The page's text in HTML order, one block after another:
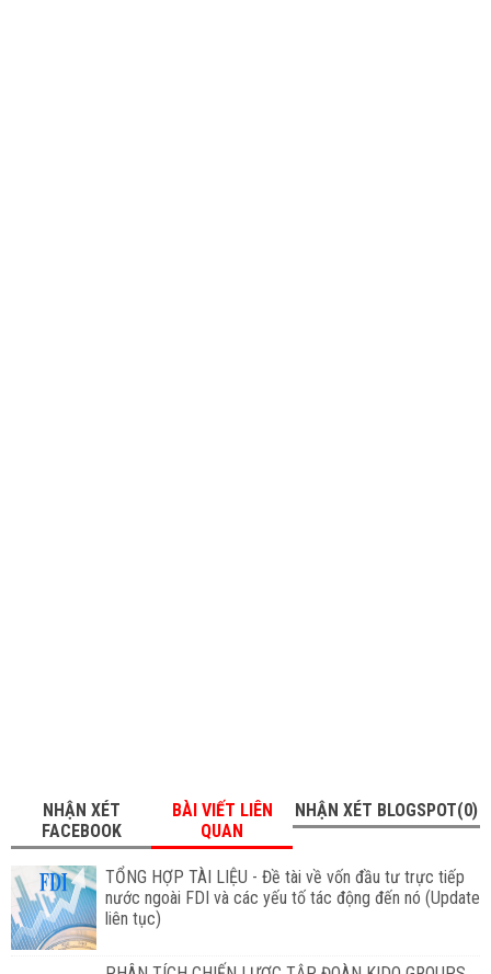
NHẬN XÉT
FACEBOOK
BÀI VIẾT LIÊN
QUAN
NHẬN XÉT BLOGSPOT(0)
TỔNG HỢP TÀI LIỆU - Đề tài về vốn đầu tư trực tiếp
nước ngoài FDI và các yếu tố tác động đến nó (Update
liên tục)